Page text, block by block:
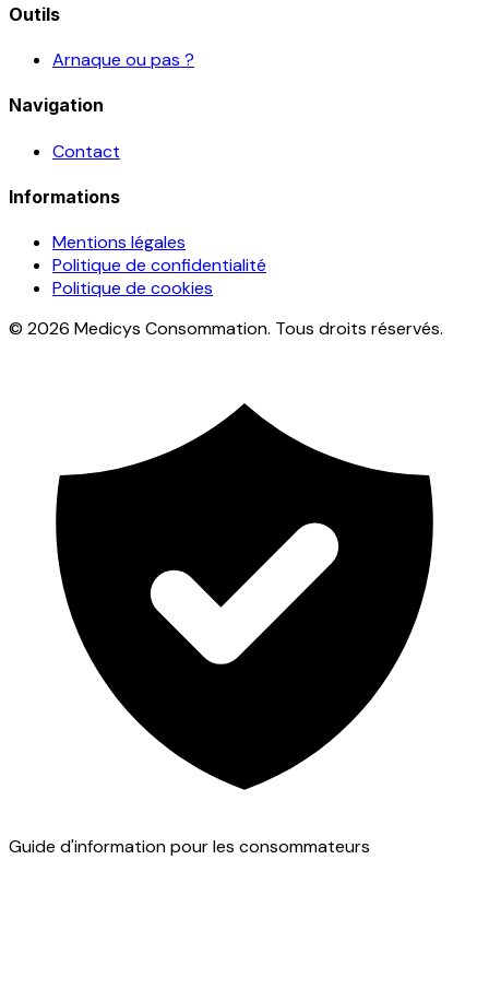
Outils
Arnaque ou pas ?
Navigation
Contact
Informations
Mentions légales
Politique de confidentialité
Politique de cookies
© 2026 Medicys Consommation. Tous droits réservés.
Guide d'information pour les consommateurs